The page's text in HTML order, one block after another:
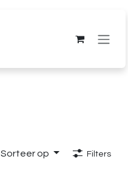
Sorteer op Filters